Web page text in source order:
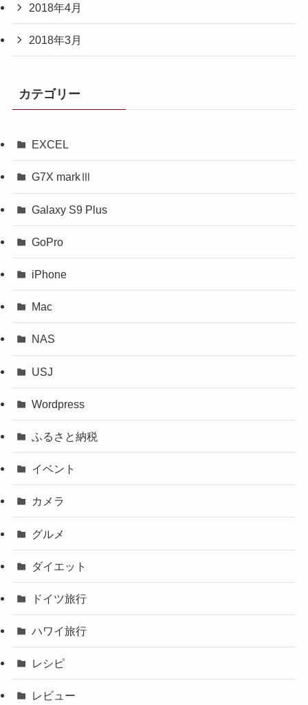
2018年4月
2018年3月
カテゴリー
EXCEL
G7X markⅢ
Galaxy S9 Plus
GoPro
iPhone
Mac
NAS
USJ
Wordpress
ふるさと納税
イベント
カメラ
グルメ
ダイエット
ドイツ旅行
ハワイ旅行
レシピ
レビュー